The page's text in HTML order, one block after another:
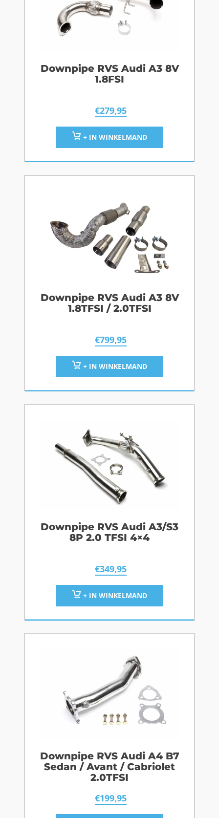
Downpipe RVS Audi A3 8V
1.8FSI
€279,95
+ IN WINKELMAND
Downpipe RVS Audi A3 8V
1.8TFSI / 2.0TFSI
€799,95
+ IN WINKELMAND
Downpipe RVS Audi A3/S3
8P 2.0 TFSI 4×4
€349,95
+ IN WINKELMAND
Downpipe RVS Audi A4 B7
Sedan / Avant / Cabriolet
2.0TFSI
€199,95